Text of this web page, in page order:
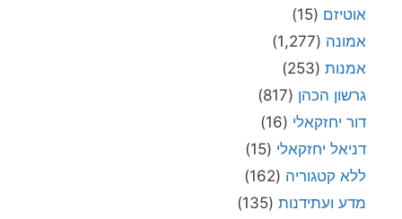
אוטיזם (15)
אמונה (1,277)
אמנות (253)
גרשון הכהן (817)
דור יחזקאלי (16)
דניאל יחזקאלי (15)
ללא קטגוריה (162)
מדע ועתידנות (135)